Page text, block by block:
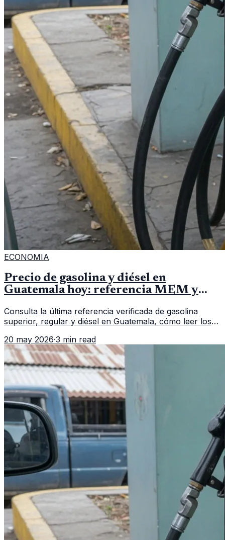
ECONOMIA
Precio de gasolina y diésel en
Guatemala hoy: referencia MEM y
Consulta la última referencia verificada de gasolina
superior, regular y diésel en Guatemala, cómo leer los
tanque.
20 may 2026·3 min read